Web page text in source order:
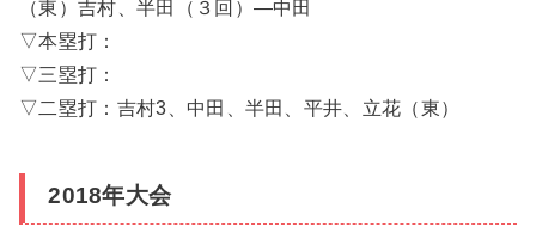
（東）吉村、半田（３回）―中田
▽本塁打：
▽三塁打：
▽二塁打：吉村3、中田、半田、平井、立花（東）
2018年大会